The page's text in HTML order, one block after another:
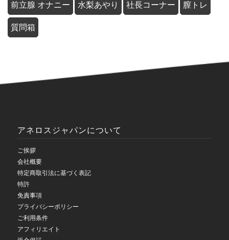
前立腺 オナニー 水梨あやり 社長コーナー 膣トレ
質問箱
アネロスジャパンについて
ご挨拶
会社概要
特定商取引法に基づく表記
特許
免責事項
プライバシーポリシー
ご利用条件
アフィリエイト